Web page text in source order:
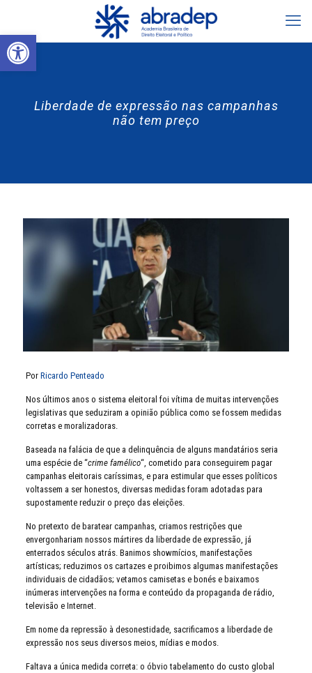
Abrir a barra de ferramentas
Liberdade de expressão nas campanhas
não tem preço
Por Ricardo Penteado
Nos últimos anos o sistema eleitoral foi vítima de muitas intervenções
legislativas que seduziram a opinião pública como se fossem medidas
corretas e moralizadoras.
Baseada na falácia de que a delinquência de alguns mandatários seria
uma espécie de “crime famélico“, cometido para conseguirem pagar
campanhas eleitorais caríssimas, e para estimular que esses políticos
voltassem a ser honestos, diversas medidas foram adotadas para
supostamente reduzir o preço das eleições.
No pretexto de baratear campanhas, criamos restrições que
envergonhariam nossos mártires da liberdade de expressão, já
enterrados séculos atrás. Banimos showmícios, manifestações
artísticas; reduzimos os cartazes e proibimos algumas manifestações
individuais de cidadãos; vetamos camisetas e bonés e baixamos
inúmeras intervenções na forma e conteúdo da propaganda de rádio,
televisão e Internet.
Em nome da repressão à desonestidade, sacrificamos a liberdade de
expressão nos seus diversos meios, mídias e modos.
Faltava a única medida correta: o óbvio tabelamento do custo global